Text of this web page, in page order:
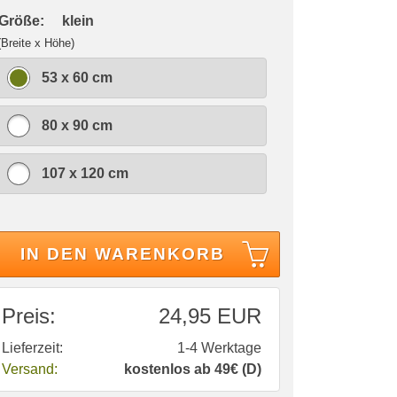
klein
x Höhe)
53 x 60 cm
80 x 90 cm
107 x 120 cm
IN DEN WARENKORB
Preis: 24,95 EUR
Lieferzeit:
1-4 Werktage
Versand:
kostenlos ab 49€ (D)